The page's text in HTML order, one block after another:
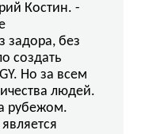
Костин. -
задора, без
создать
Но за всем
людей.
рубежом.